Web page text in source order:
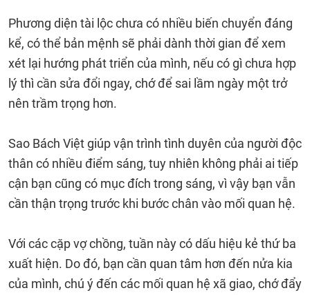
Phương diện tài lộc chưa có nhiều biến chuyển đáng
kể, có thể bản mệnh sẽ phải dành thời gian để xem
xét lại hướng phát triển của mình, nếu có gì chưa hợp
lý thì cần sửa đổi ngay, chớ để sai lầm ngày một trở
nên trầm trọng hơn.
Sao Bách Việt giúp vận trình tình duyên của người độc
thân có nhiều điểm sáng, tuy nhiên không phải ai tiếp
cận bạn cũng có mục đích trong sáng, vì vậy bạn vẫn
cần thận trọng trước khi bước chân vào mối quan hệ.
Với các cặp vợ chồng, tuần này có dấu hiệu kẻ thứ ba
xuất hiện. Do đó, bạn cần quan tâm hơn đến nửa kia
của mình, chú ý đến các mối quan hệ xã giao, chớ đẩy